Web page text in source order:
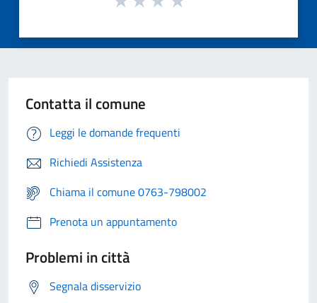
Contatta il comune
Leggi le domande frequenti
Richiedi Assistenza
Chiama il comune 0763-798002
Prenota un appuntamento
Problemi in città
Segnala disservizio